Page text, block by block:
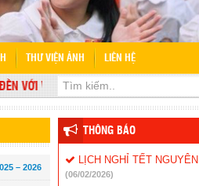
THƯ VIỆN ẢNH LIÊN HỆ
WEBSITE TRƯỜNG TIỂU HỌC
– 2026
THÔNG BÁO
LỊCH NGHỈ TẾT
(06/02/2026)